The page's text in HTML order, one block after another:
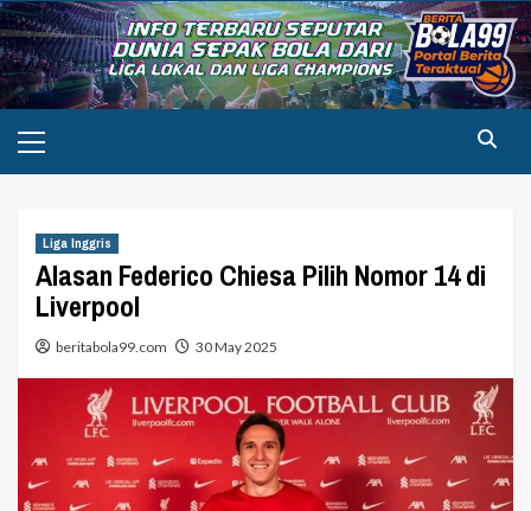
Skip
to
content
Menu
Liga Inggris
Alasan Federico Chiesa Pilih Nomor 14 di
Liverpool
beritabola99.com 30 May 2025